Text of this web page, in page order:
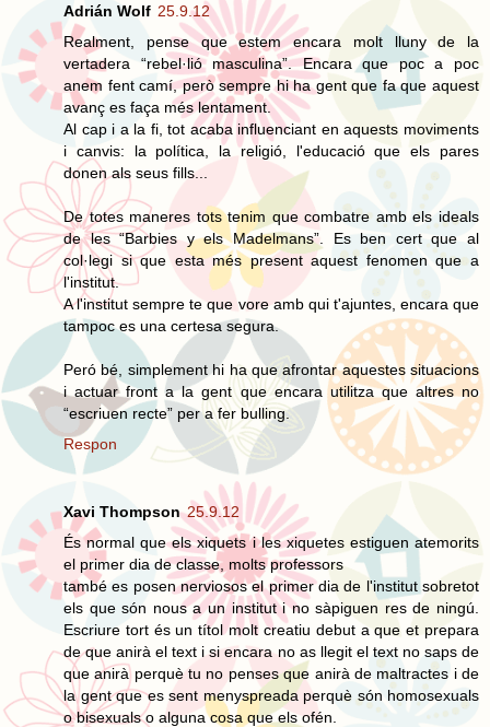
Adrián Wolf 25.9.12
Realment, pense que estem encara molt lluny de la
vertadera “rebel·lió masculina”. Encara que poc a poc
anem fent camí, però sempre hi ha gent que fa que aquest
avanç es faça més lentament.
Al cap i a la fi, tot acaba influenciant en aquests moviments
i canvis: la política, la religió, l'educació que els pares
donen als seus fills...
De totes maneres tots tenim que combatre amb els ideals
de les “Barbies y els Madelmans”. Es ben cert que al
col·legi si que esta més present aquest fenomen que a
l'institut.
A l'institut sempre te que vore amb qui t'ajuntes, encara que
tampoc es una certesa segura.
Peró bé, simplement hi ha que afrontar aquestes situacions
i actuar front a la gent que encara utilitza que altres no
“escriuen recte” per a fer bulling.
Respon
Xavi Thompson 25.9.12
És normal que els xiquets i les xiquetes estiguen atemorits
el primer dia de classe, molts professors
també es posen nerviosos el primer dia de l'institut sobretot
els que són nous a un institut i no sàpiguen res de ningú.
Escriure tort és un títol molt creatiu debut a que et prepara
de que anirà el text i si encara no as llegit el text no saps de
que anirà perquè tu no penses que anirà de maltractes i de
la gent que es sent menyspreada perquè són homosexuals
o bisexuals o alguna cosa que els ofén.